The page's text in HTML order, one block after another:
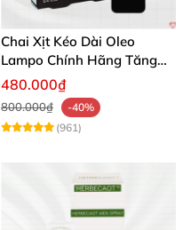
Chai Xịt Kéo Dài Oleo
Lampo Chính Hãng Tăng
Cường Sức Mạnh Nam
480.000₫
800.000₫
-40%
(961)